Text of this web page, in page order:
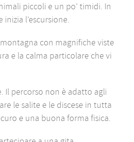
piccoli e un po’ timidi. In
l’escursione.
con magnifiche viste
e la calma particolare che vi
Il percorso non è adatto agli
le salite e le discese in tutta
e una buona forma fisica.